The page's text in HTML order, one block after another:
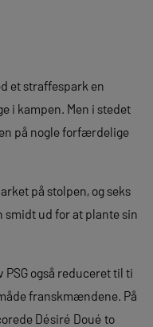
et straffespark en
i kampen. Men i stedet
på nogle forfærdelige
på stolpen, og seks
smidt ud for at plante sin
også reduceret til ti
franskmændene. På
Désiré Doué to